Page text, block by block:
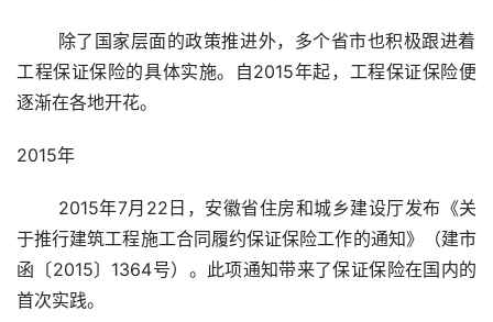
工程保证保险的具体实施。自2015年起，工程保证保险便
逐渐在各地开花。
2015年
于推行建筑工程施工合同履约保证保险工作的通知》（建市
函〔2015〕1364号）。此项通知带来了保证保险在国内的
首次实践。